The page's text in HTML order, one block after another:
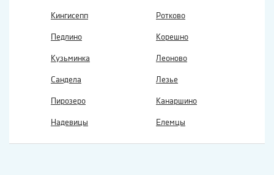
Кингисепп Ротково
Педлино Корешно
Кузьминка Леоново
Сандела Лезье
Пирозеро Канаршино
Надевицы Елемцы